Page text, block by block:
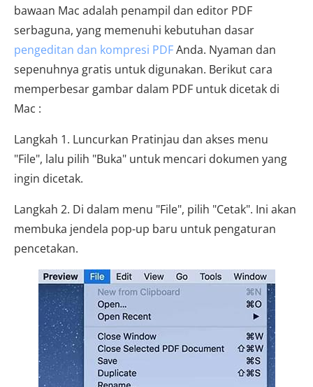
bawaan Mac adalah penampil dan editor PDF
serbaguna, yang memenuhi kebutuhan dasar
pengeditan dan kompresi PDFAnda. Nyaman dan
sepenuhnya gratis untuk digunakan. Berikut cara
memperbesar gambar dalam PDF untuk dicetak di
Mac :
Langkah 1. Luncurkan Pratinjau dan akses menu
"File", lalu pilih "Buka" untuk mencari dokumen yang
ingin dicetak.
Langkah 2. Di dalam menu "File", pilih "Cetak". Ini akan
membuka jendela pop-up baru untuk pengaturan
pencetakan.